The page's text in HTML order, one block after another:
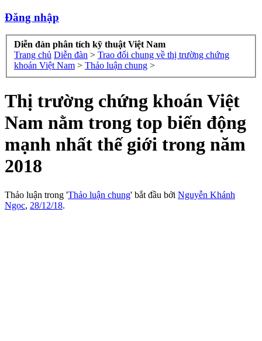
Đăng nhập
Diễn đàn phân tích kỹ thuật Việt Nam
Trang chủ Diễn đàn > Trao đổi chung về thị trường chứng
khoán Việt Nam > Thảo luận chung >
Thị trường chứng khoán Việt
Nam nằm trong top biến động
mạnh nhất thế giới trong năm
2018
Thảo luận trong 'Thảo luận chung' bắt đầu bởi Nguyễn Khánh
Ngọc, 28/12/18.